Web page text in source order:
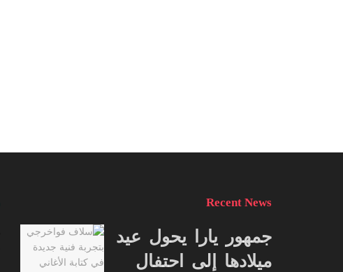
Recent News
جمهور يارا يحول عيد
ميلادها إلى احتفال